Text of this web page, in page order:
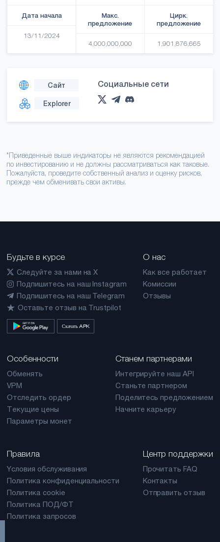
Дата начала
13/11/2024
Макс.
предложение
4,000,000,000
Цирк.
предложение
1,901,876,665
Сайт
Explorer
Социальные сети
*Приведенные выше индикаторы не являются рекомендацией
по инвестированию и не должны рассматриваться как таковые.
Пожалуйста, проведите собственный анализ и оценку рисков,
прежде чем обменивать свои активы.
Будьте в курсе
Следуйте за нами на X
Подпишитесь на наш Instagram
Подпишитесь на наш Telegram
Оставьте отзыв на Trustpilot
Скачать APK
О нас
Как все работает
Комиссии
Отзывы
Особенности
Обменять
VPM
Отследить ордер
Текущие цены
Параметры монет
Станем партнерами
Интегрируйте наш API
Станьте партнером
Поделитесь предложением
Начните карьеру
Правила
Yсловия обслуживания
Политика конфиденциальности
Политика cookie
Политика ПОД/ФТ
Политика запросов
Центр поддержки
Прочитать FAQ
Контакты
Отправить отзыв